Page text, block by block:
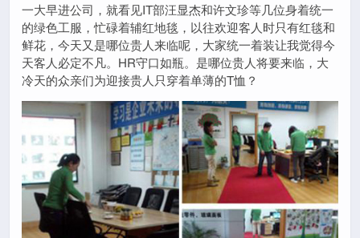
一大早进公司，就看见IT部汪显杰和许文珍等几位身着统一
的绿色工服，忙碌着辅红地毯，以往欢迎客人时只有红毯和
鲜花，今天又是哪位贵人来临呢，大家统一着装让我觉得今
天客人必定不凡。HR守口如瓶。是哪位贵人将要来临，大
冷天的众亲们为迎接贵人只穿着单薄的T恤？